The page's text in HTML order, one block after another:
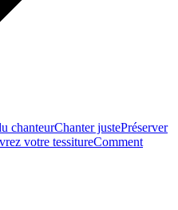
chanteurChanter justePréserver
votre tessitureComment